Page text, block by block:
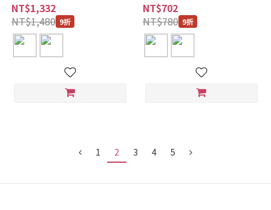
NT$1,332
NT$1,480 9折
NT$702
NT$780 9折
1 2 3 4 5